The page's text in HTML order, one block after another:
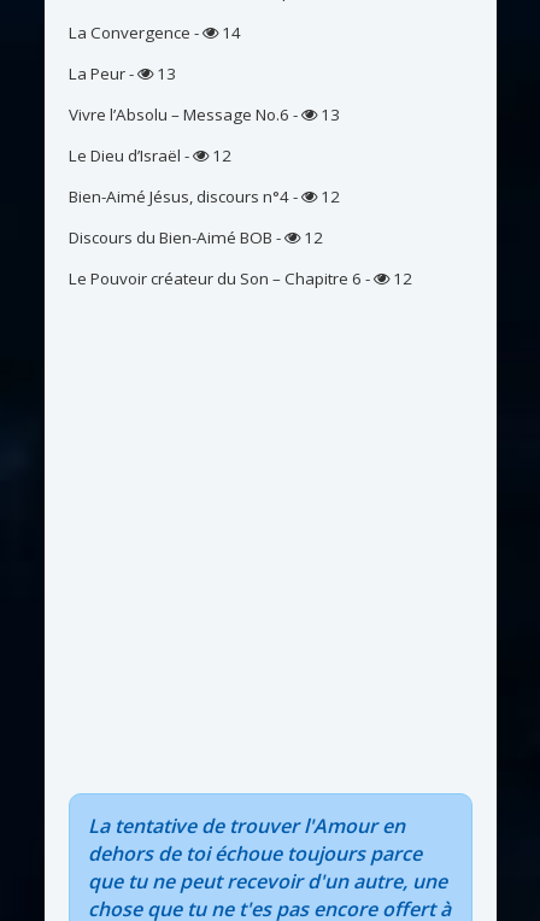
La Convergence -
14
La Peur-
13
Vivre l’Absolu – Message No.6 -
13
Le Dieu d’Israël -
12
Bien-Aimé Jésus, discours n°4-
12
Discours du Bien-Aimé BOB -
12
Le Pouvoir créateur du Son – Chapitre 6 - 12
La tentative de trouver l'Amour en
dehors de toi échoue toujours parce
que tu ne peut recevoir d'un autre, une
chose que tu ne t'es pas encore offert à